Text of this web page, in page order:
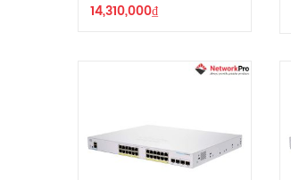
14,310,000₫